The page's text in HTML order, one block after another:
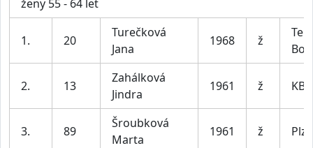
ženy 55 - 64 let
1. 20
Turečková
Jana
1968 ž
2. 13
Zahálková
Jindra
1961 ž KB
3. 89
Šroubková
Marta
1961 ž